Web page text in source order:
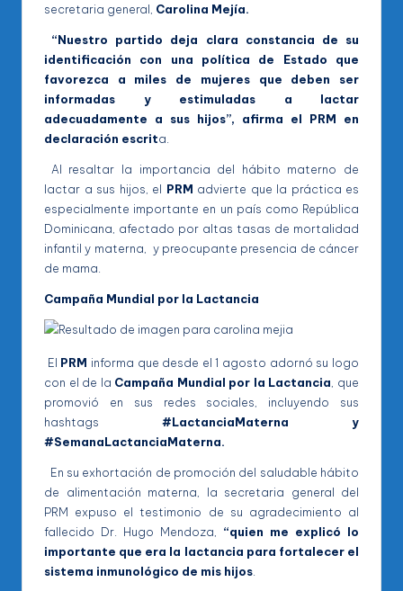
secretaria general, Carolina Mejía.
“Nuestro partido deja clara constancia de su
identificación con una política de Estado que
favorezca a miles de mujeres que deben ser
informadas y estimuladas a lactar
adecuadamente a sus hijos”, afirma el PRM en
declaración escrita.
Al resaltar la importancia del hábito materno de
lactar a sus hijos, el PRM advierte que la práctica es
especialmente importante en un país como República
Dominicana, afectado por altas tasas de mortalidad
infantil y materna, y preocupante presencia de cáncer
de mama.
Campaña Mundial por la Lactancia
El PRM informa que desde el 1 agosto adornó su logo
con el de la Campaña Mundial por la Lactancia , que
promovió en sus redes sociales, incluyendo sus
hashtags #LactanciaMaterna y
#SemanaLactanciaMaterna.
En su exhortación de promoción del saludable hábito
de alimentación materna, la secretaria general del
PRM expuso el testimonio de su agradecimiento al
fallecido Dr. Hugo Mendoza,
“quien me explicó lo
importante que era la lactancia para fortalecer el
sistema inmunológico de mis hijos